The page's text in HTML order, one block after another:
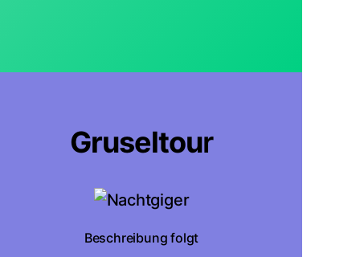
Gruseltour
Beschreibung folgt